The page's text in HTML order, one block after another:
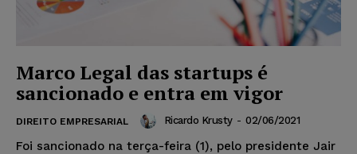
Marco Legal das startups é
sancionado e entra em vigor
DIREITO EMPRESARIAL Ricardo Krusty - 02/06/2021
Foi sancionado na terça-feira (1), pelo presidente Jair